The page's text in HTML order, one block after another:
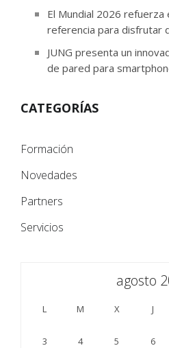
El Mundial 2026
referencia para disfrutar
JUNG presenta un
de pared para
CATEGORÍAS
Formación
Novedades
Partners
Servicios
agosto
L M X J
3
4 5 6